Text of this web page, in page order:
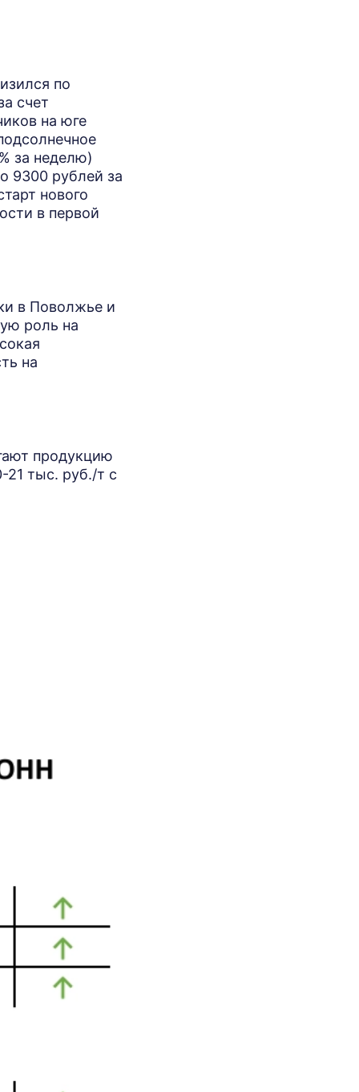
по
счет
на юге
за неделю)
9300 рублей за
нового
в первой
в Поволжье и
роль на
на
продукцию
21 тыс. руб./т с